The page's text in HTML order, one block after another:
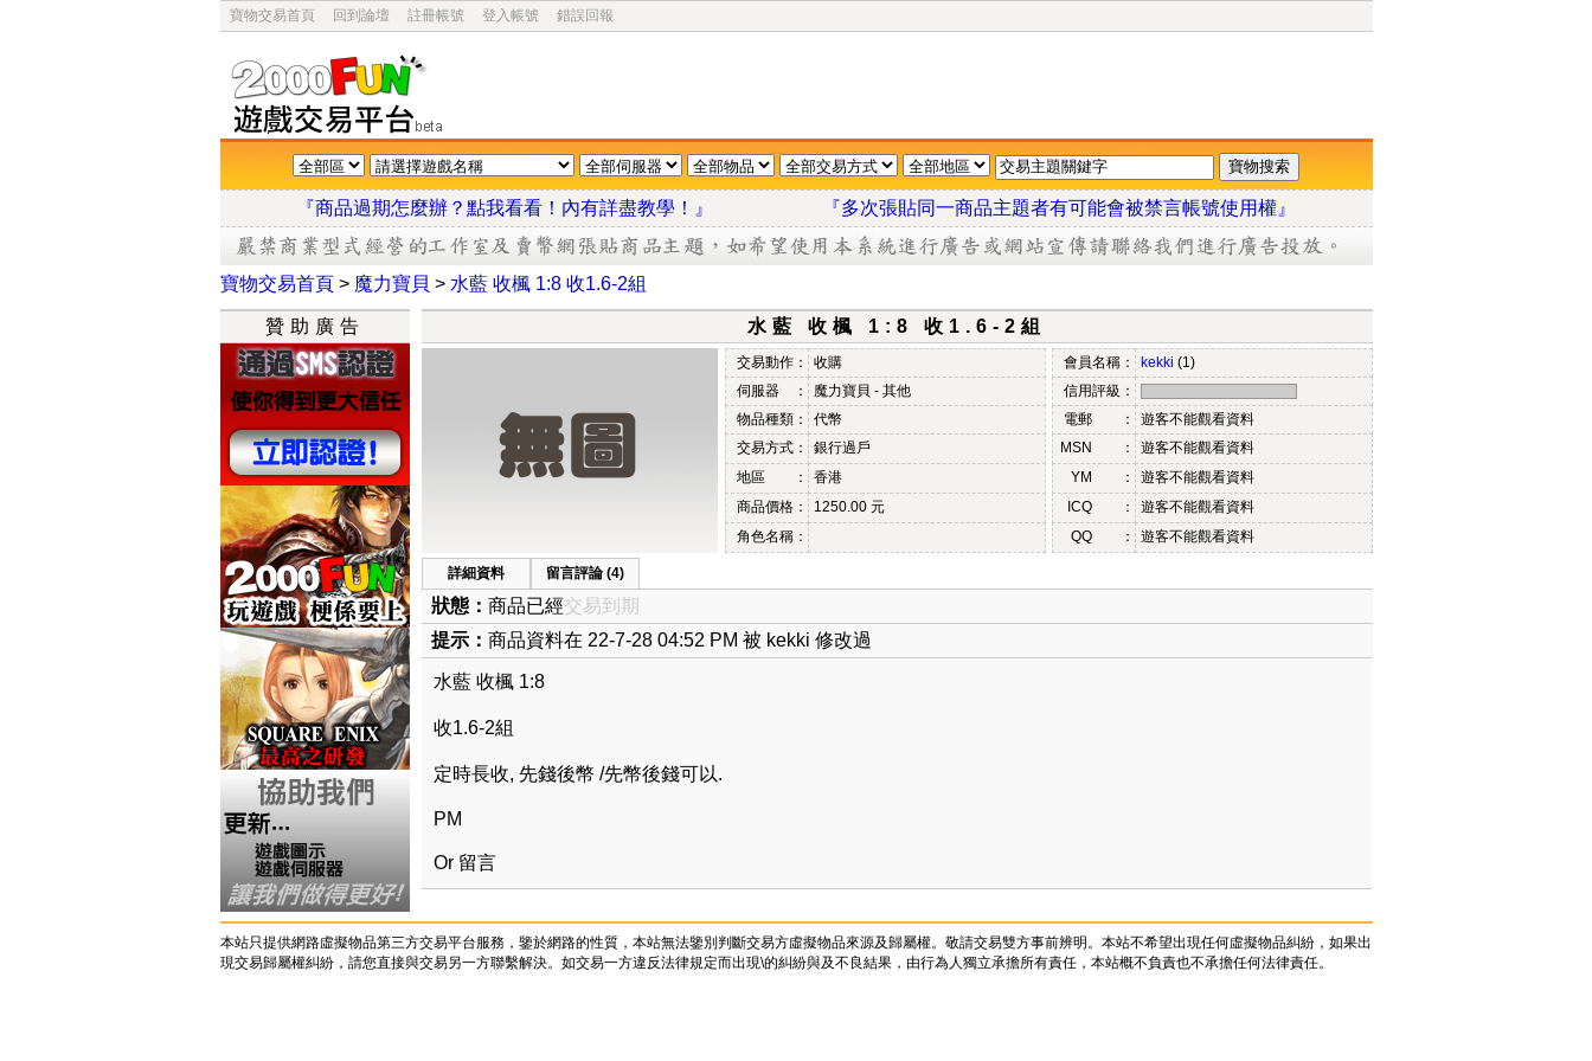
寶物交易首頁 回到論壇 註冊帳號 登入帳號 錯誤回報
『商品過期怎麼辦？點我看看！內有詳盡教學！』 『多次張貼同一商品主題者有可能會被禁言帳號使用權』
寶物交易首頁> 魔力寶貝 > 水藍 收楓 1:8 收1.6-2組
贊助廣告 水藍 收楓 1:8 收1.6-2組
交易動作：
收購
伺服器 ：
魔力寶貝 - 其他
物品種類：
代幣
交易方式：
銀行過戶
地區 ：
香港
商品價格：
1250.00 元
角色名稱：
會員名稱： kekki (1)
信用評級：
電郵 ：
遊客不能觀看資料
MSN ：
遊客不能觀看資料
YM ：
遊客不能觀看資料
ICQ ：
遊客不能觀看資料
QQ ：
遊客不能觀看資料
詳細資料 留言評論 (4)
狀態： 商品已經交易到期
提示： 商品資料在 22-7-28 04:52 PM 被 kekki 修改過
水藍 收楓 1:8
收1.6-2組
定時長收, 先錢後幣 /先幣後錢可以.
PM
Or 留言
本站只提供網路虛擬物品第三方交易平台服務，鑒於網路的性質，本站無法鑒別判斷交易方虛擬物品來源及歸屬權。敬請交易雙方事前辨明。本站不希望出現任何虛擬物品糾紛，如果出
現交易歸屬權糾紛，請您直接與交易另一方聯繫解決。如交易一方違反法律規定而出現\的糾紛與及不良結果，由行為人獨立承擔所有責任，本站概不負責也不承擔任何法律責任。